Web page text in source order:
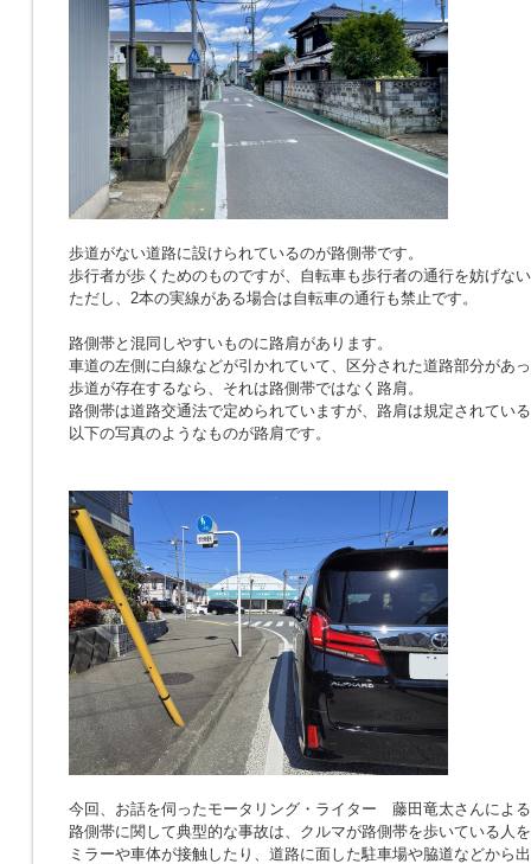
歩道がない道路に設けられているのが路側帯です。
歩行者が歩くためのものですが、自転車も歩行者の通行を妨げな
ただし、2本の実線がある場合は自転車の通行も禁止です。
路側帯と混同しやすいものに路肩があります。
車道の左側に白線などが引かれていて、区分された道路部分があ
歩道が存在するなら、それは路側帯ではなく路肩。
路側帯は道路交通法で定められていますが、路肩は規定されてい
以下の写真のようなものが路肩です。
今回、お話を伺ったモータリング・ライター 藤田竜太さんによ
路側帯に関して典型的な事故は、クルマが路側帯を歩いている人
ミラーや車体が接触したり、道路に面した駐車場や脇道などから